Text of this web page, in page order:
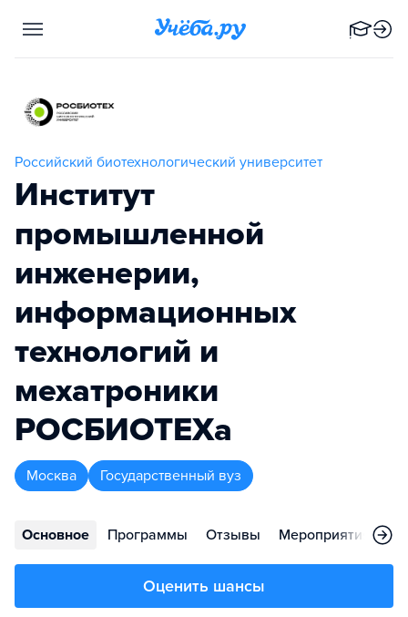
Российский биотехнологический университет
Институт
промышленной
инженерии,
информационных
технологий и
мехатроники
РОСБИОТЕХа
Москва Государственный вуз
Основное Программы Отзывы Мероприятия
Оценить шансы